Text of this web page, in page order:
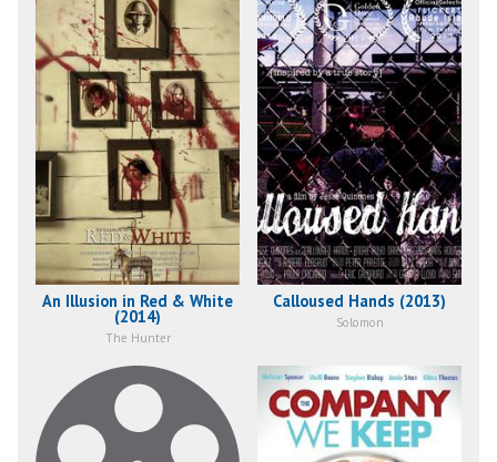
An Illusion in Red & White
(2014)
The Hunter
Calloused Hands (2013)
Solomon